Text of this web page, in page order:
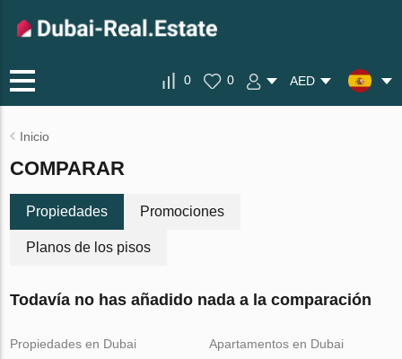
0 0 AED
Inicio
COMPARAR
Propiedades Promociones
Planos de los pisos
Todavía no has añadido nada a la comparación
Propiedades en Dubai
Apartamentos en Dubai